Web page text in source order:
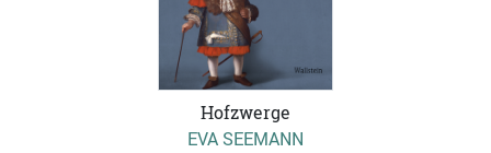
Hofzwerge
EVA SEEMANN